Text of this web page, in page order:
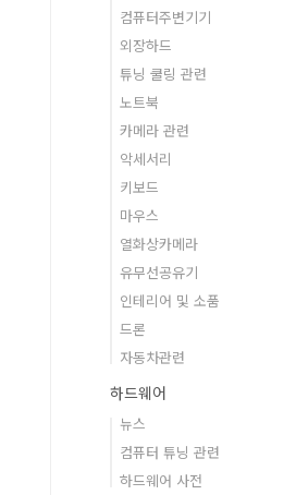
컴퓨터주변기기
외장하드
튜닝 쿨링 관련
노트북
카메라 관련
악세서리
키보드
마우스
열화상카메라
유무선공유기
인테리어 및 소품
드론
자동차관련
하드웨어
뉴스
컴퓨터 튜닝 관련
하드웨어 사전